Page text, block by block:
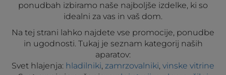
ponudbah izbiramo naše najboljše izdelke, ki so
idealni za vas in vaš dom.
Na tej strani lahko najdete vse promocije, ponudbe
in ugodnosti. Tukaj je seznam kategorij naših
aparatov:
Svet hlajenja: hladilniki, zamrzovalniki, vinske vitrine